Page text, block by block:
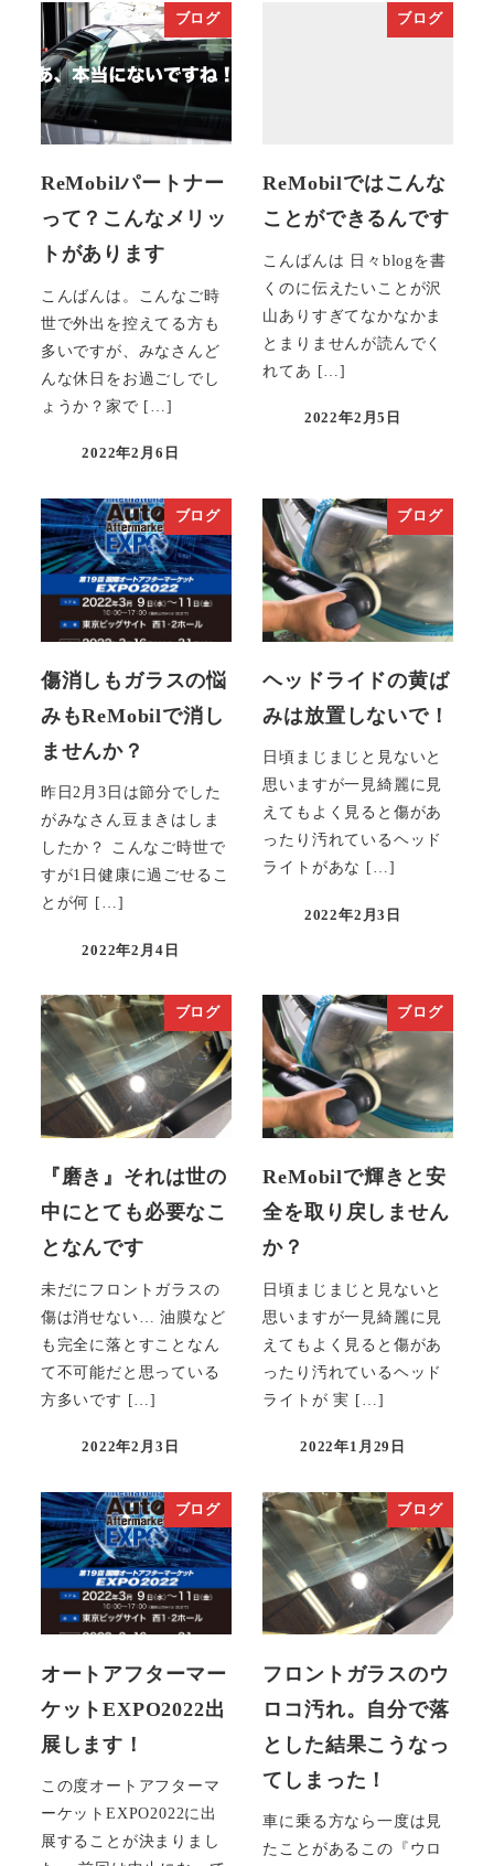
ブログ
ReMobilパートナー
って？こんなメリッ
トがあります
こんばんは。こんなご時
世で外出を控えてる方も
多いですが、みなさんど
んな休日をお過ごしでし
ょうか？家で […]
投稿日
2022年2月6日
ブログ
ReMobilではこんな
ことができるんです
こんばんは 日々blogを書
くのに伝えたいことが沢
山ありすぎてなかなかま
とまりませんが読んでく
れてあ […]
投稿日
2022年2月5日
ブログ
傷消しもガラスの悩
みもReMobilで消し
ませんか？
昨日2月3日は節分でした
がみなさん豆まきはしま
したか？ こんなご時世で
すが1日健康に過ごせるこ
とが何 […]
投稿日
2022年2月4日
ブログ
ヘッドライドの黄ば
みは放置しないで！
日頃まじまじと見ないと
思いますが一見綺麗に見
えてもよく見ると傷があ
ったり汚れているヘッド
ライトがあな […]
投稿日
2022年2月3日
ブログ
『磨き』それは世の
中にとても必要なこ
となんです
未だにフロントガラスの
傷は消せない… 油膜など
も完全に落とすことなん
て不可能だと思っている
方多いです […]
投稿日
2022年2月3日
ブログ
ReMobilで輝きと安
全を取り戻しません
か？
日頃まじまじと見ないと
思いますが一見綺麗に見
えてもよく見ると傷があ
ったり汚れているヘッド
ライトが 実 […]
投稿日
2022年1月29日
ブログ
オートアフターマー
ケットEXPO2022出
展します！
この度オートアフターマ
ーケットEXPO2022に出
展することが決まりまし
ブログ
フロントガラスのウ
ロコ汚れ。自分で落
とした結果こうなっ
てしまった！
車に乗る方なら一度は見
たことがあるこの『ウロ